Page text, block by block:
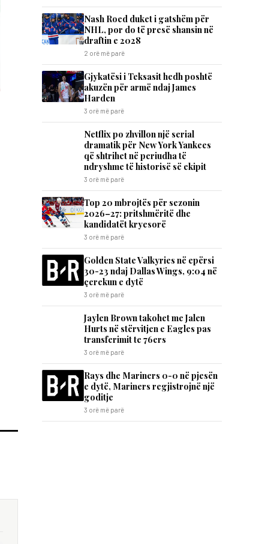
Nash Roed duket i gatshëm për
NHL, por do të presë shansin në
draftin e 2028
2 orë më parë
Gjykatësi i Teksasit hedh poshtë
akuzën për armë ndaj James
Harden
3 orë më parë
Netflix po zhvillon një serial
dramatik për New York Yankees
që shtrihet në periudha të
ndryshme të historisë së ekipit
3 orë më parë
Top 20 mbrojtës për sezonin
2026–27: pritshmëritë dhe
kandidatët kryesorë
3 orë më parë
Golden State Valkyries në epërsi
30-23 ndaj Dallas Wings, 9:04 në
çerekun e dytë
3 orë më parë
Jaylen Brown takohet me Jalen
Hurts në stërvitjen e Eagles pas
transferimit te 76ers
3 orë më parë
Rays dhe Mariners 0-0 në pjesën
e dytë, Mariners regjistrojnë një
goditje
3 orë më parë